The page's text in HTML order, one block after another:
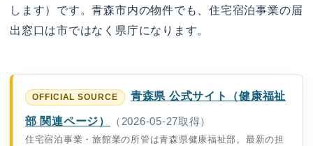
します）です。青森市内の物件でも、住宅宿泊事業の届
出窓口は市ではなく県庁になります。
青森県 公式サイト（健康福祉
部 関連ページ）
（2026-05-27取得）
住宅宿泊事業・旅館業の所管は青森県健康福祉部。最新の担